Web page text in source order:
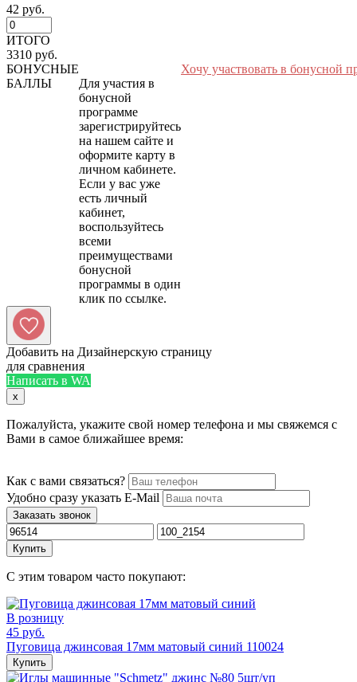
42 руб.
ИТОГО
3310 руб.
БОНУСНЫЕ
БАЛЛЫ
Для участия в
бонусной
программе
зарегистрируйтесь
на нашем сайте и
оформите карту в
личном кабинете.
Если у вас уже
есть личный
кабинет,
воспользуйтесь
всеми
преимуществами
бонусной
программы в один
Хочу участвовать в бонусной
Добавить на Дизайнерскую страницу
для сравнения
Написать в WA
x
Пожалуйста, укажите свой номер телефона и мы свяжемся с
Вами в самое ближайшее время:
Как с вами связаться?
Удобно сразу указать E-Mail
Заказать звонок
Купить
С этим товаром часто покупают:
В розницу
45 руб.
Пуговица джинсовая 17мм матовый синий 110024
Купить